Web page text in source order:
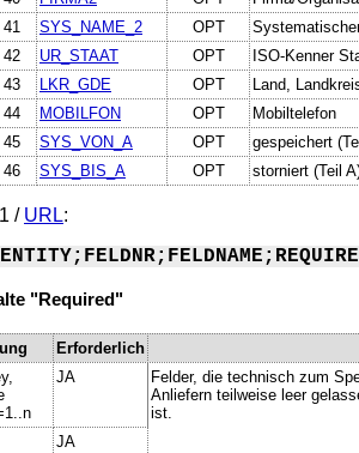
41 SYS_NAME_2 OPT
42 UR_STAAT OPT
ISO-Kenner
43 LKR_GDE OPT
Land,
44 MOBILFON OPT
Mobiltelefon
45 SYS_VON_A OPT
gespeichert
46 SYS_BIS_A OPT storniert (Teil
/ URL:
"Required"
Erforderlich
JA
Felder, die technisch zum
Anliefern teilweise leer
ist.
JA